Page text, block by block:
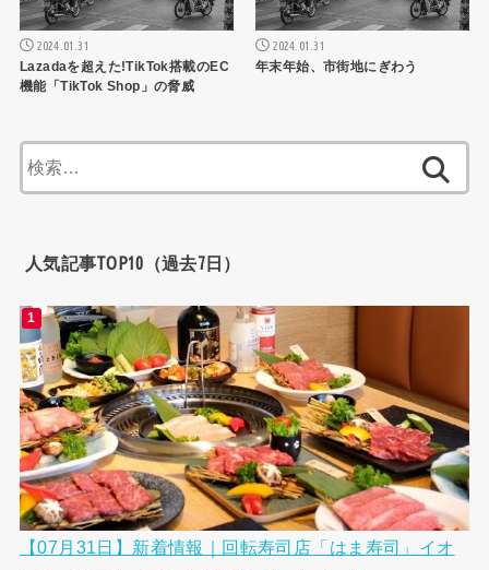
2024.01.31
Lazadaを超えた!TikTok搭載のEC
機能「TikTok Shop」の脅威
2024.01.31
年末年始、市街地にぎわう
索:
人気記事TOP10（過去7日）
【07月31日】新着情報｜回転寿司店「はま寿司」イオ